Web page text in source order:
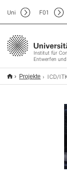
Institut für
Entwerfen
Uni F01
Projekte ICD/ITKE